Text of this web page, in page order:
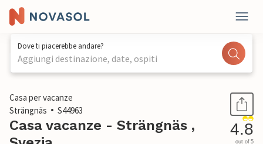
Dove ti piacerebbe andare?
Aggiungi destinazione, date, ospiti
1 / 44
Casa per vacanze
Strängnäs
S44963
Casa vacanze - Strängnäs ,
4.8
out of 5